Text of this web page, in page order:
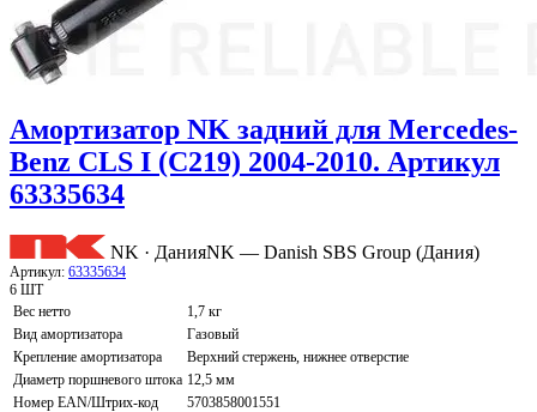
Амортизатор NK задний для Mercedes-
Benz CLS I (C219) 2004-2010. Артикул
63335634
NK · ДанияNK — Danish SBS Group (Дания)
Артикул: 63335634
6 ШТ
Вес нетто
1,7 кг
Вид амортизатора
Газовый
Крепление амортизатора
Верхний стержень, нижнее отверстие
Диаметр поршневого штока 12,5 мм
Номер EAN/Штрих-код
5703858001551